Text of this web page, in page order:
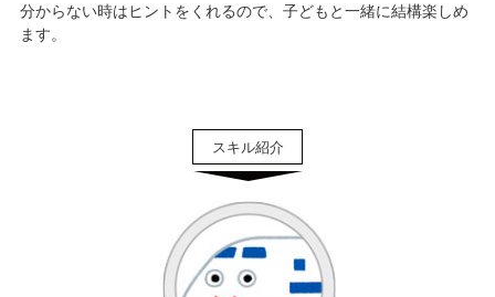
分からない時はヒントをくれるので、子どもと一緒に結構楽しめ
ます。